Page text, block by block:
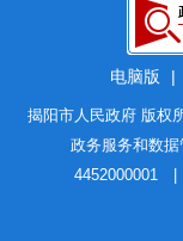
电脑版 |
揭阳市人民政府 版权
政务服务和数据
4452000001 |